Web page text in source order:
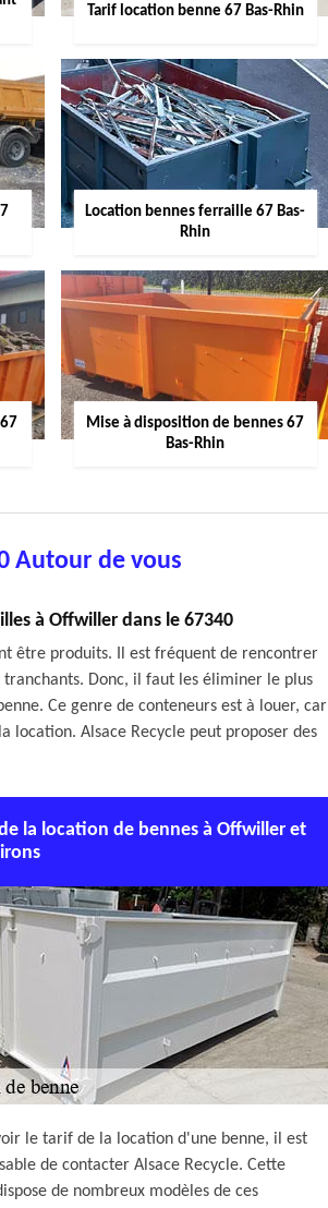
Tarif location benne 67 Bas-Rhin
Location bennes ferraille 67 Bas-
Rhin
Mise à disposition de bennes 67
Bas-Rhin
Autour de vous
à Offwiller dans le 67340
être produits. Il est fréquent de rencontrer
Donc, il faut les éliminer le plus
Ce genre de conteneurs est à louer, car
location. Alsace Recycle peut proposer des
la location de bennes à Offwiller et
le tarif de la location d'une benne, il est
de contacter Alsace Recycle. Cette
de nombreux modèles de ces